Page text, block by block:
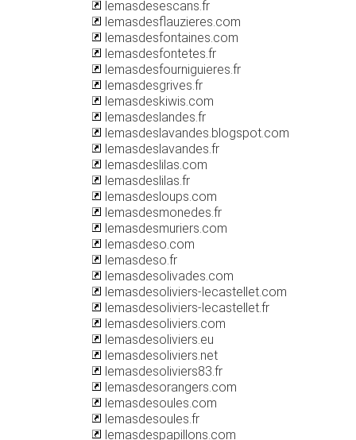
lemasdesescans.fr
lemasdesflauzieres.com
lemasdesfontaines.com
lemasdesfontetes.fr
lemasdesfourniguieres.fr
lemasdesgrives.fr
lemasdeskiwis.com
lemasdeslandes.fr
lemasdeslavandes.blogspot.com
lemasdeslavandes.fr
lemasdeslilas.com
lemasdeslilas.fr
lemasdesloups.com
lemasdesmonedes.fr
lemasdesmuriers.com
lemasdeso.com
lemasdeso.fr
lemasdesolivades.com
lemasdesoliviers-lecastellet.com
lemasdesoliviers-lecastellet.fr
lemasdesoliviers.com
lemasdesoliviers.eu
lemasdesoliviers.net
lemasdesoliviers83.fr
lemasdesorangers.com
lemasdesoules.com
lemasdesoules.fr
lemasdespapillons.com